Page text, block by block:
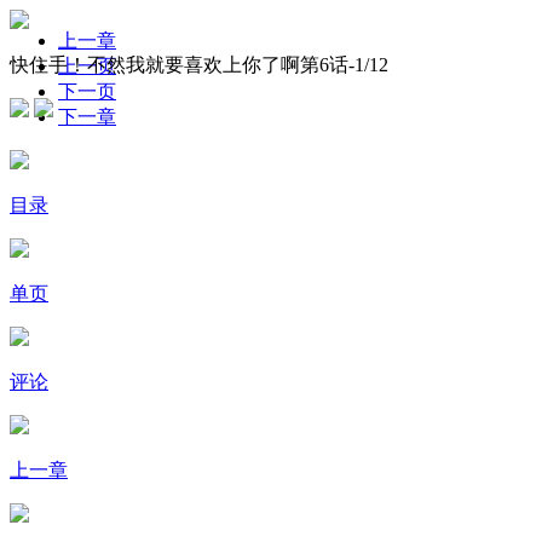
快住手！不然我就要喜欢上你了啊第6话-1/12
上一章
上一页
下一页
下一章
目录
单页
评论
上一章